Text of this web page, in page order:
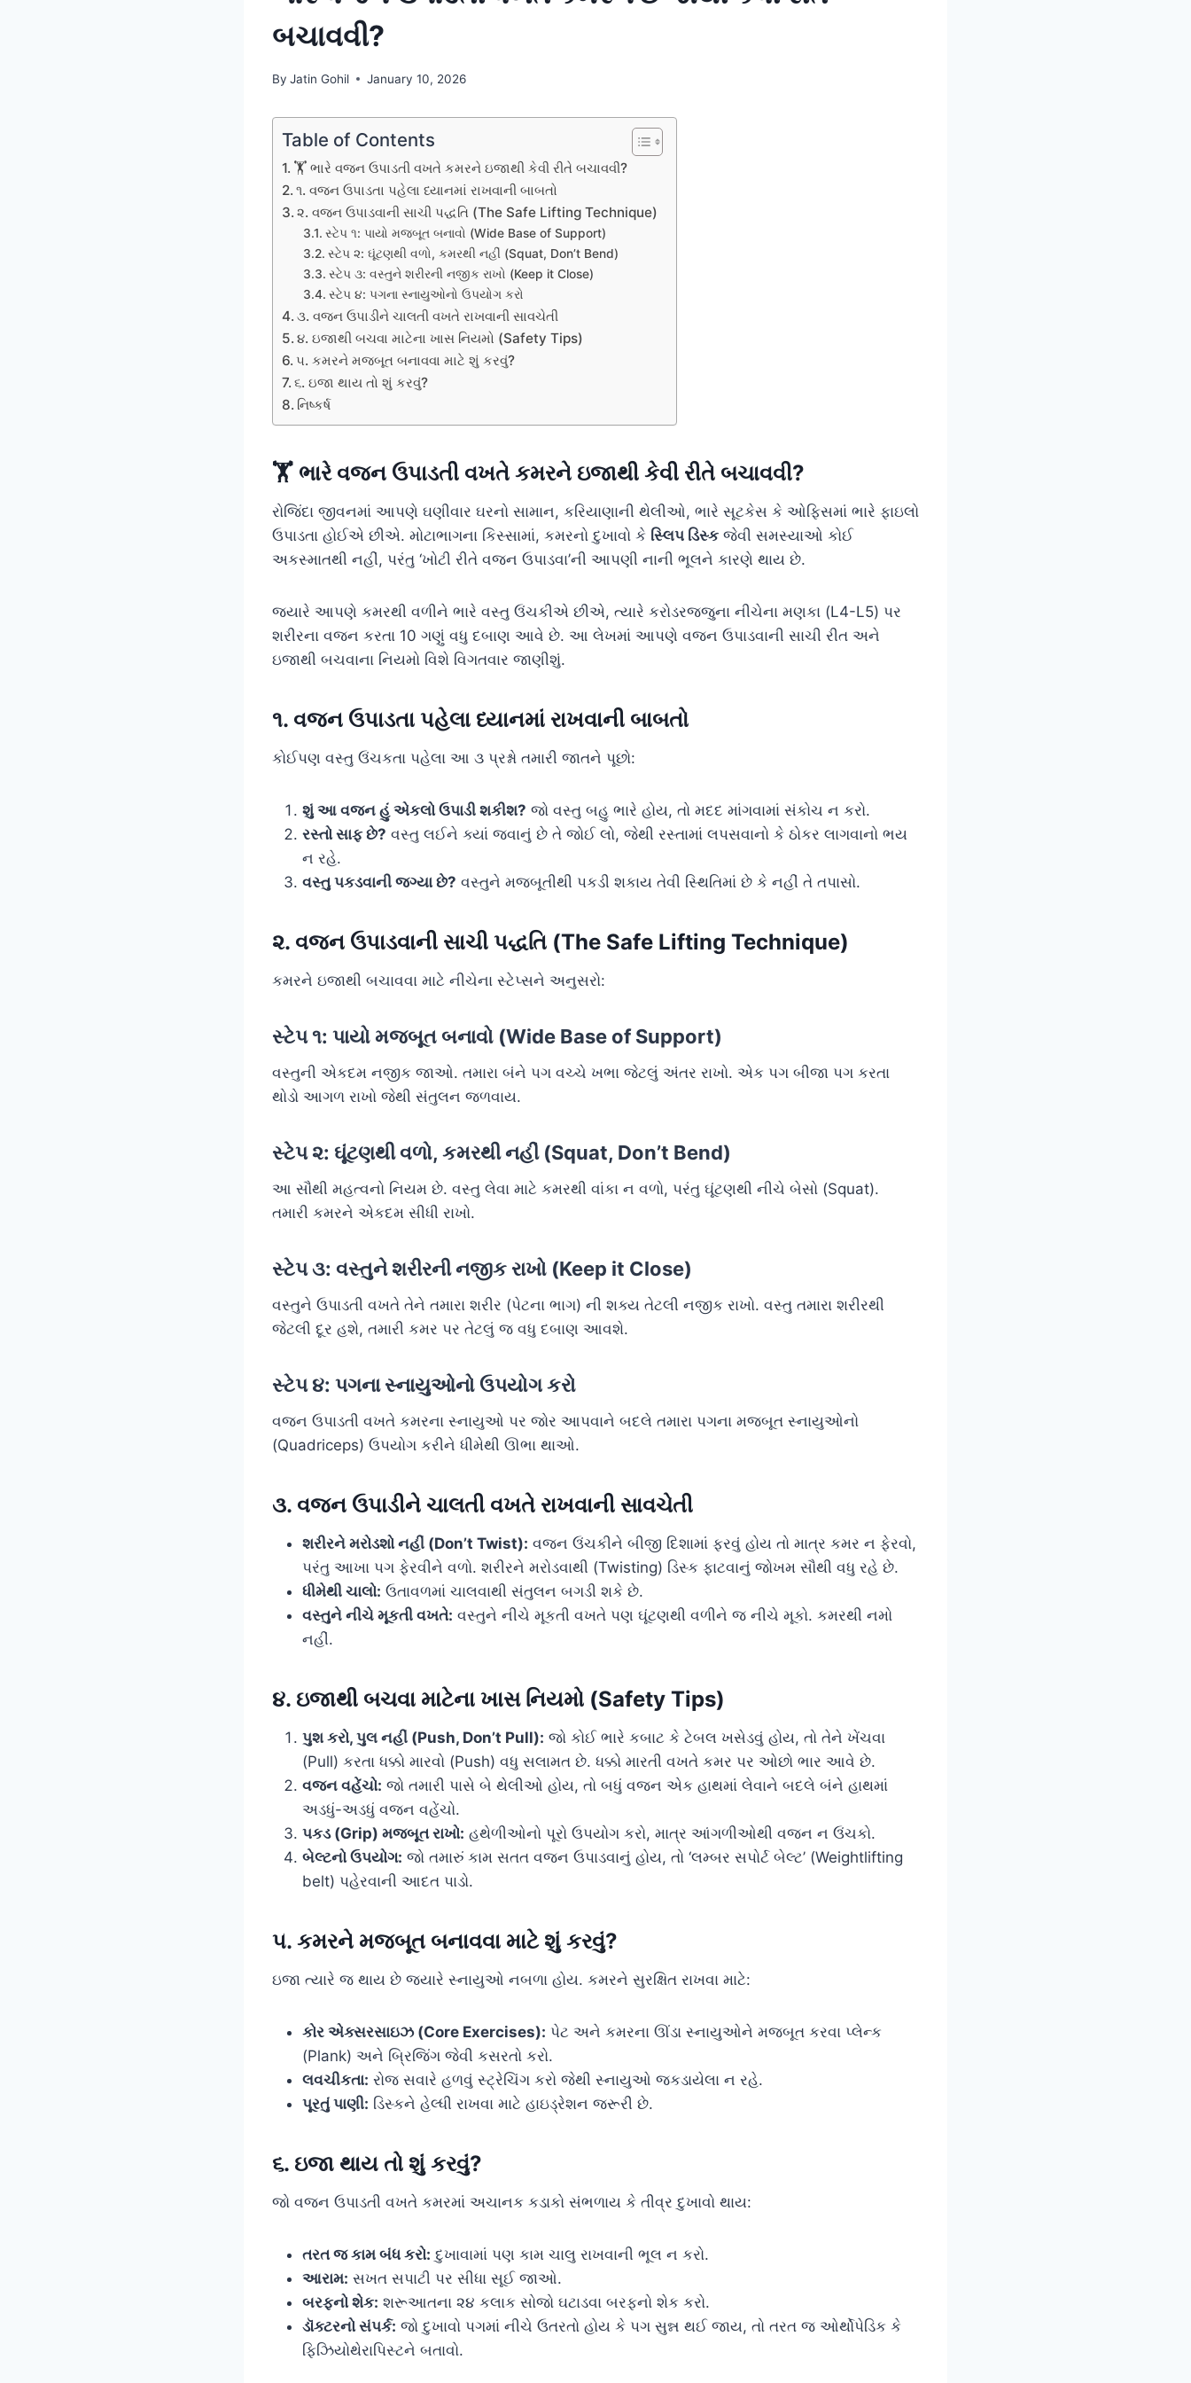
બચાવવી?
By Jatin Gohil January 10, 2026
Table of Contents
🏋️ ભારે વજન ઉપાડતી વખતે કમરને ઇજાથી કેવી રીતે બચાવવી?
૧. વજન ઉપાડતા પહેલા ધ્યાનમાં રાખવાની બાબતો
૨. વજન ઉપાડવાની સાચી પદ્ધતિ (The Safe Lifting Technique)
સ્ટેપ ૧: પાયો મજબૂત બનાવો (Wide Base of Support)
સ્ટેપ ૨: ઘૂંટણથી વળો, કમરથી નહીં (Squat, Don’t Bend)
સ્ટેપ ૩: વસ્તુને શરીરની નજીક રાખો (Keep it Close)
સ્ટેપ ૪: પગના સ્નાયુઓનો ઉપયોગ કરો
૩. વજન ઉપાડીને ચાલતી વખતે રાખવાની સાવચેતી
૪. ઇજાથી બચવા માટેના ખાસ નિયમો (Safety Tips)
૫. કમરને મજબૂત બનાવવા માટે શું કરવું?
૬. ઇજા થાય તો શું કરવું?
નિષ્કર્ષ
🏋️ ભારે વજન ઉપાડતી વખતે કમરને ઇજાથી કેવી રીતે બચાવવી?
રોજિંદા જીવનમાં આપણે ઘણીવાર ઘરનો સામાન, કરિયાણાની થેલીઓ, ભારે સૂટકેસ કે ઓફિસમાં ભારે ફાઇલો
ઉપાડતા હોઈએ છીએ. મોટાભાગના કિસ્સામાં, કમરનો દુખાવો કે સ્લિપ ડિસ્ક જેવી સમસ્યાઓ કોઈ
અકસ્માતથી નહીં, પરંતુ ‘ખોટી રીતે વજન ઉપાડવા’ની આપણી નાની ભૂલને કારણે થાય છે.
જ્યારે આપણે કમરથી વળીને ભારે વસ્તુ ઉંચકીએ છીએ, ત્યારે કરોડરજ્જુના નીચેના મણકા (L4-L5) પર
શરીરના વજન કરતા 10 ગણું વધુ દબાણ આવે છે. આ લેખમાં આપણે વજન ઉપાડવાની સાચી રીત અને
ઇજાથી બચવાના નિયમો વિશે વિગતવાર જાણીશું.
૧. વજન ઉપાડતા પહેલા ધ્યાનમાં રાખવાની બાબતો
કોઈપણ વસ્તુ ઉંચકતા પહેલા આ ૩ પ્રશ્નો તમારી જાતને પૂછો:
શું આ વજન હું એકલો ઉપાડી શકીશ? જો વસ્તુ બહુ ભારે હોય, તો મદદ માંગવામાં સંકોચ ન કરો.
રસ્તો સાફ છે? વસ્તુ લઈને ક્યાં જવાનું છે તે જોઈ લો, જેથી રસ્તામાં લપસવાનો કે ઠોકર લાગવાનો ભય
ન રહે.
વસ્તુ પકડવાની જગ્યા છે? વસ્તુને મજબૂતીથી પકડી શકાય તેવી સ્થિતિમાં છે કે નહીં તે તપાસો.
૨. વજન ઉપાડવાની સાચી પદ્ધતિ (The Safe Lifting Technique)
કમરને ઇજાથી બચાવવા માટે નીચેના સ્ટેપ્સને અનુસરો:
સ્ટેપ ૧: પાયો મજબૂત બનાવો (Wide Base of Support)
વસ્તુની એકદમ નજીક જાઓ. તમારા બંને પગ વચ્ચે ખભા જેટલું અંતર રાખો. એક પગ બીજા પગ કરતા
થોડો આગળ રાખો જેથી સંતુલન જળવાય.
સ્ટેપ ૨: ઘૂંટણથી વળો, કમરથી નહીં (Squat, Don’t Bend)
આ સૌથી મહત્વનો નિયમ છે. વસ્તુ લેવા માટે કમરથી વાંકા ન વળો, પરંતુ ઘૂંટણથી નીચે બેસો (Squat).
તમારી કમરને એકદમ સીધી રાખો.
સ્ટેપ ૩: વસ્તુને શરીરની નજીક રાખો (Keep it Close)
વસ્તુને ઉપાડતી વખતે તેને તમારા શરીર (પેટના ભાગ) ની શક્ય તેટલી નજીક રાખો. વસ્તુ તમારા શરીરથી
જેટલી દૂર હશે, તમારી કમર પર તેટલું જ વધુ દબાણ આવશે.
સ્ટેપ ૪: પગના સ્નાયુઓનો ઉપયોગ કરો
વજન ઉપાડતી વખતે કમરના સ્નાયુઓ પર જોર આપવાને બદલે તમારા પગના મજબૂત સ્નાયુઓનો
(Quadriceps) ઉપયોગ કરીને ધીમેથી ઊભા થાઓ.
૩. વજન ઉપાડીને ચાલતી વખતે રાખવાની સાવચેતી
શરીરને મરોડશો નહીં (Don’t Twist): વજન ઉંચકીને બીજી દિશામાં ફરવું હોય તો માત્ર કમર ન ફેરવો,
પરંતુ આખા પગ ફેરવીને વળો. શરીરને મરોડવાથી (Twisting) ડિસ્ક ફાટવાનું જોખમ સૌથી વધુ રહે છે.
ધીમેથી ચાલો: ઉતાવળમાં ચાલવાથી સંતુલન બગડી શકે છે.
વસ્તુને નીચે મૂકતી વખતે: વસ્તુને નીચે મૂકતી વખતે પણ ઘૂંટણથી વળીને જ નીચે મૂકો. કમરથી નમો
નહીં.
૪. ઇજાથી બચવા માટેના ખાસ નિયમો (Safety Tips)
પુશ કરો, પુલ નહીં (Push, Don’t Pull): જો કોઈ ભારે કબાટ કે ટેબલ ખસેડવું હોય, તો તેને ખેંચવા
(Pull) કરતા ધક્કો મારવો (Push) વધુ સલામત છે. ધક્કો મારતી વખતે કમર પર ઓછો ભાર આવે છે.
વજન વહેંચો: જો તમારી પાસે બે થેલીઓ હોય, તો બધું વજન એક હાથમાં લેવાને બદલે બંને હાથમાં
અડધું-અડધું વજન વહેંચો.
પકડ (Grip) મજબૂત રાખો: હથેળીઓનો પૂરો ઉપયોગ કરો, માત્ર આંગળીઓથી વજન ન ઉંચકો.
બેલ્ટનો ઉપયોગ: જો તમારું કામ સતત વજન ઉપાડવાનું હોય, તો ‘લમ્બર સપોર્ટ બેલ્ટ’ (Weightlifting
belt) પહેરવાની આદત પાડો.
૫. કમરને મજબૂત બનાવવા માટે શું કરવું?
ઇજા ત્યારે જ થાય છે જ્યારે સ્નાયુઓ નબળા હોય. કમરને સુરક્ષિત રાખવા માટે:
કોર એક્સરસાઇઝ (Core Exercises): પેટ અને કમરના ઊંડા સ્નાયુઓને મજબૂત કરવા પ્લેન્ક
(Plank) અને બ્રિજિંગ જેવી કસરતો કરો.
લવચીકતા: રોજ સવારે હળવું સ્ટ્રેચિંગ કરો જેથી સ્નાયુઓ જકડાયેલા ન રહે.
પૂરતું પાણી: ડિસ્કને હેલ્ધી રાખવા માટે હાઇડ્રેશન જરૂરી છે.
૬. ઇજા થાય તો શું કરવું?
જો વજન ઉપાડતી વખતે કમરમાં અચાનક કડાકો સંભળાય કે તીવ્ર દુખાવો થાય:
તરત જ કામ બંધ કરો: દુખાવામાં પણ કામ ચાલુ રાખવાની ભૂલ ન કરો.
આરામ: સખત સપાટી પર સીધા સૂઈ જાઓ.
બરફનો શેક: શરૂઆતના ૨૪ કલાક સોજો ઘટાડવા બરફનો શેક કરો.
ડૉક્ટરનો સંપર્ક: જો દુખાવો પગમાં નીચે ઉતરતો હોય કે પગ સુન્ન થઈ જાય, તો તરત જ ઓર્થોપેડિક કે
ફિઝિયોથેરાપિસ્ટને બતાવો.